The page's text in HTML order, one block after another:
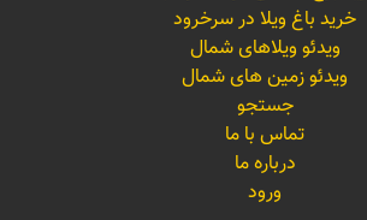
خرید باغ ویلا در سرخرود
ویدئو ویلاهای شمال
ویدئو زمین های شمال
جستجو
تماس با ما
درباره ما
ورود